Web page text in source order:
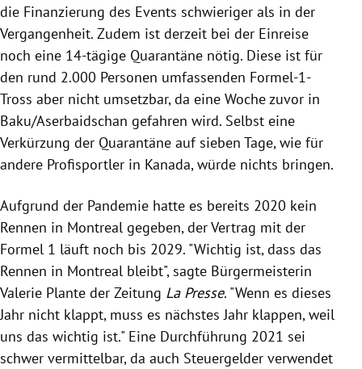
die Finanzierung des Events schwieriger als in der
Vergangenheit. Zudem ist derzeit bei der Einreise
noch eine 14-tägige Quarantäne nötig. Diese ist für
den rund 2.000 Personen umfassenden Formel-1-
Tross aber nicht umsetzbar, da eine Woche zuvor in
Baku/Aserbaidschan gefahren wird. Selbst eine
Verkürzung der Quarantäne auf sieben Tage, wie für
andere Profisportler in Kanada, würde nichts bringen.
Aufgrund der Pandemie hatte es bereits 2020 kein
Rennen in Montreal gegeben, der Vertrag mit der
Formel 1 läuft noch bis 2029. "Wichtig ist, dass das
Rennen in Montreal bleibt", sagte Bürgermeisterin
Valerie Plante der Zeitung La Presse. "Wenn es dieses
Jahr nicht klappt, muss es nächstes Jahr klappen, weil
uns das wichtig ist." Eine Durchführung 2021 sei
schwer vermittelbar, da auch Steuergelder verwendet